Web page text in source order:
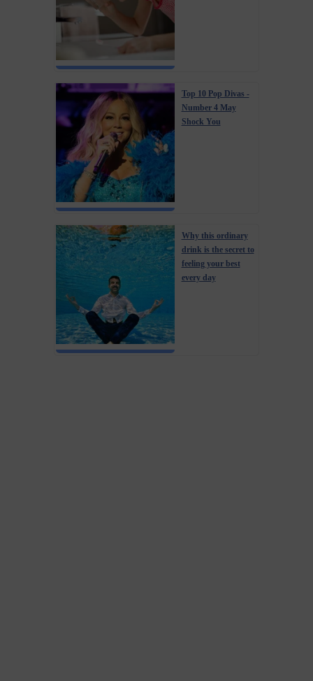
Top 10 Pop Divas -
Number 4 May
Shock You
Why this ordinary
drink is the secret to
feeling your best
every day